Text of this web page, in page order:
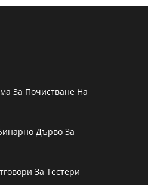
За Почистване На
Дърво За
За Тестери